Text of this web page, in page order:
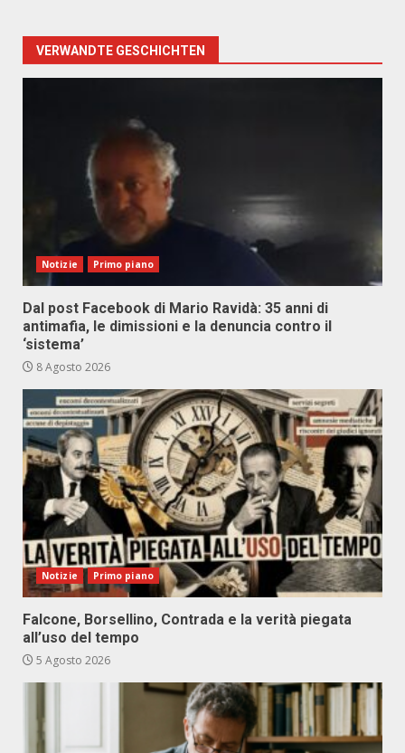
VERWANDTE GESCHICHTEN
Notizie Primo piano
Dal post Facebook di Mario Ravidà: 35 anni di
antimafia, le dimissioni e la denuncia contro il
‘sistema’
8 Agosto 2026
Notizie Primo piano
Falcone, Borsellino, Contrada e la verità piegata
all’uso del tempo
5 Agosto 2026